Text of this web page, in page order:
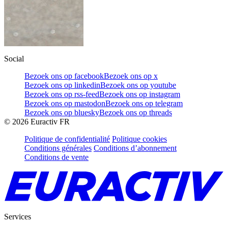
Social
Bezoek ons op facebookBezoek ons op x
Bezoek ons op linkedinBezoek ons op youtube
Bezoek ons op rss-feedBezoek ons op instagram
Bezoek ons op mastodonBezoek ons op telegram
Bezoek ons op blueskyBezoek ons op threads
© 2026 Euractiv FR
Politique de confidentialité Politique cookies
Conditions générales Conditions d’abonnement
Conditions de vente
Services